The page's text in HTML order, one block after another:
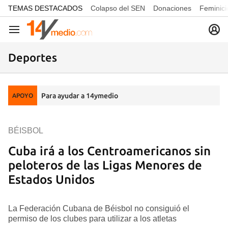
common.go-to-content
TEMAS DESTACADOS Colapso del SEN Donaciones
Navegación
Deportes
APOYO Para ayudar a 14ymedio
Cuba irá a los Centroamericanos sin
peloteros de las Ligas Menores de
Estados Unidos
BÉISBOL
La Federación Cubana de Béisbol no consiguió el
permiso de los clubes para utilizar a los atletas